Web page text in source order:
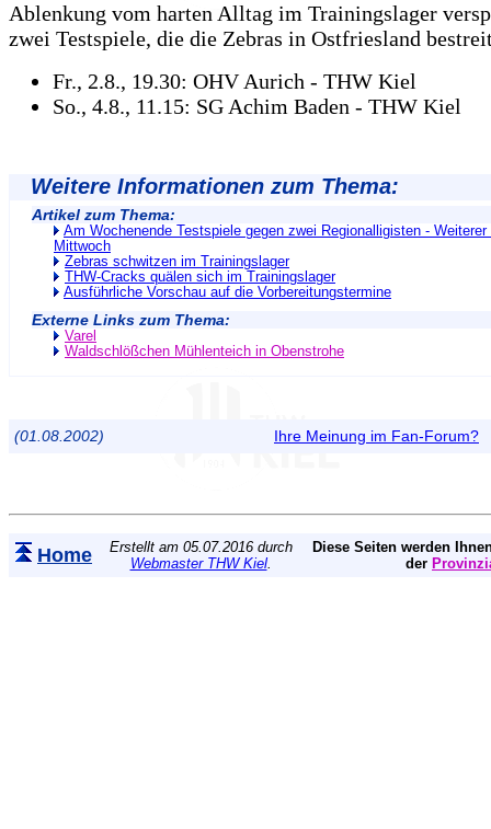
Ablenkung vom harten Alltag im Trainingslager
zwei Testspiele, die die Zebras in Ostfriesland
Fr., 2.8., 19.30: OHV Aurich - THW Kiel
So., 4.8., 11.15: SG Achim Baden - THW Kiel
Weitere Informationen zum Thema:
Artikel zum Thema:
Am Wochenende Testspiele gegen zwei Regionalligisten - Weiterer
Mittwoch
Zebras schwitzen im Trainingslager
THW-Cracks quälen sich im Trainingslager
Ausführliche Vorschau auf die Vorbereitungstermine
Externe Links zum Thema:
Varel
Waldschlößchen Mühlenteich in Obenstrohe
(01.08.2002) Ihre Meinung im Fan-Forum?
Home
Erstellt am 05.07.2016 durch
Webmaster THW Kiel.
Diese Seiten werden
der